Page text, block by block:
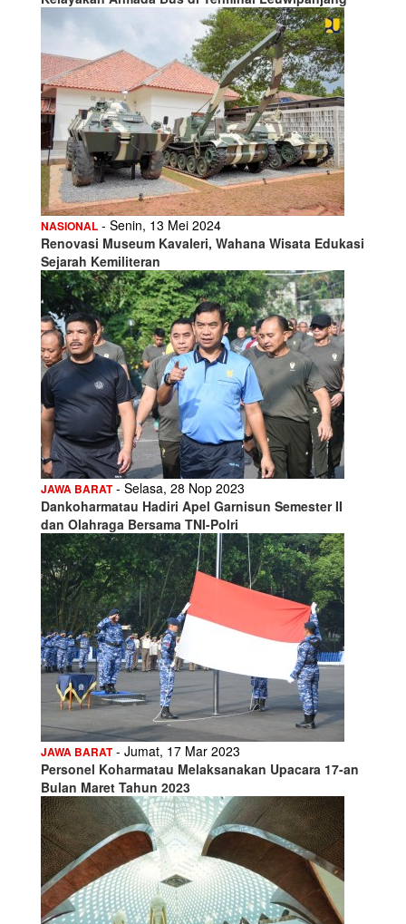
NASIONAL - Senin, 13 Mei 2024
Renovasi Museum Kavaleri, Wahana Wisata Edukasi
Sejarah Kemiliteran
JAWA BARAT- Selasa, 28 Nop 2023
Dankoharmatau Hadiri Apel Garnisun Semester II
dan Olahraga Bersama TNI-Polri
JAWA BARAT- Jumat, 17 Mar 2023
Personel Koharmatau Melaksanakan Upacara 17-an
Bulan Maret Tahun 2023